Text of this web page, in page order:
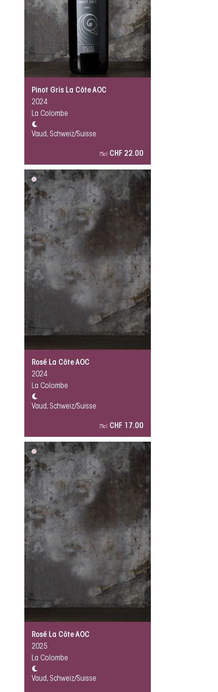
Pinot Gris La Côte AOC
2024
La Colombe
Vaud, Schweiz/Suisse
75cl CHF 22.00
Rosé La Côte AOC
2024
La Colombe
Vaud, Schweiz/Suisse
75cl CHF 17.00
Rosé La Côte AOC
2025
La Colombe
Vaud, Schweiz/Suisse